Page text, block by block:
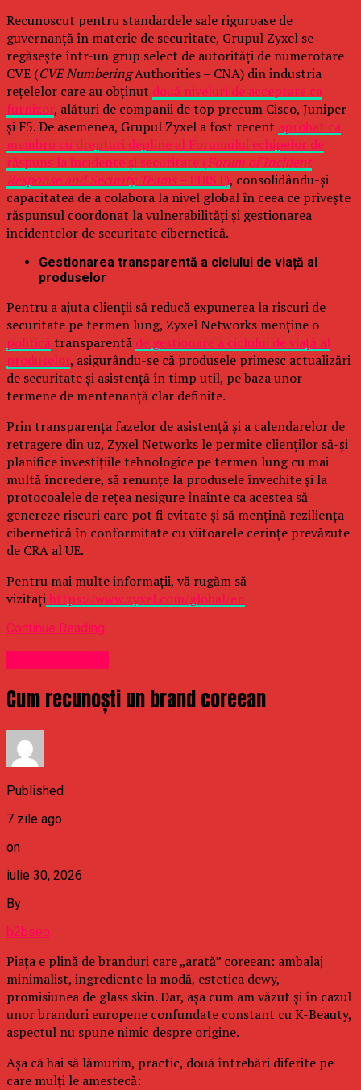
Recunoscut pentru standardele sale riguroase de
guvernanță în materie de securitate, Grupul Zyxel se
regăsește într-un grup select de autorități de numerotare
CVE (CVE NumberingAuthorities – CNA) din industria
rețelelor care au obținut două niveluri de acceptare ca
furnizor, alături de companii de top precum Cisco, Juniper
și F5. De asemenea, Grupul Zyxel a fost recent aprobat ca
membru cu drepturi depline al Forumului echipelor de
răspuns la incidente și securitate (Forum of Incident
Response and Security Teams –FIRST), consolidându-și
capacitatea de a colabora la nivel global în ceea ce privește
răspunsul coordonat la vulnerabilități și gestionarea
incidentelor de securitate cibernetică.
Gestionarea transparentă a ciclului de viață al
produselor
Pentru a ajuta clienții să reducă expunerea la riscuri de
securitate pe termen lung, Zyxel Networks menține o
politică transparentă de gestionare a ciclului de viață al
produselor, asigurându-se că produsele primesc actualizări
de securitate și asistență în timp util, pe baza unor
termene de mentenanță clar definite.
Prin transparența fazelor de asistență și a calendarelor de
retragere din uz, Zyxel Networks le permite clienților să-și
planifice investițiile tehnologice pe termen lung cu mai
multă încredere, să renunțe la produsele învechite și la
protocoalele de rețea nesigure înainte ca acestea să
genereze riscuri care pot fi evitate și să mențină reziliența
cibernetică în conformitate cu viitoarele cerințe prevăzute
de CRA al UE.
Pentru mai multe informații, vă rugăm să
vizitațihttps://www.zyxel.com/global/en
Continue Reading
Cum recunoști un brand coreean
Published
7 zile ago
on
iulie 30, 2026
By
b2bseo
Piața e plină de branduri care „arată” coreean: ambalaj
minimalist, ingrediente la modă, estetica dewy,
promisiunea de glass skin. Dar, așa cum am văzut și în cazul
unor branduri europene confundate constant cu K-Beauty,
aspectul nu spune nimic despre origine.
Așa că hai să lămurim, practic, două întrebări diferite pe
care mulți le amestecă: